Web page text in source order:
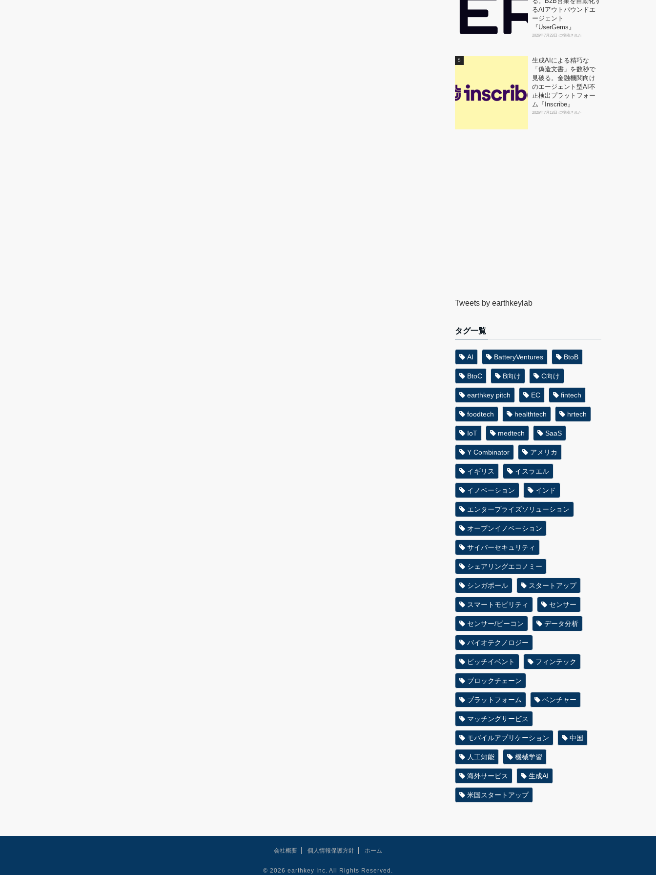
るAIアウトバウンドエ
ージェント
『UserGems』
2026年7月23日 に投稿された
生成AIによる精巧な
「偽造文書」を数秒で
見破る。金融機関向け
のエージェント型AI不
正検出プラットフォー
ム『Inscribe』
2026年7月13日 に投稿された
Tweets by earthkeylab
タグ一覧
AI BatteryVentures BtoB
BtoC B向け C向け
earthkey pitch EC fintech
foodtech healthtech hrtech
IoT medtech SaaS
Y Combinator アメリカ
イギリス イスラエル
イノベーション インド
エンタープライズソリューション
オープンイノベーション
サイバーセキュリティ
シェアリングエコノミー
シンガポール スタートアップ
スマートモビリティ センサー
センサー/ビーコン データ分析
バイオテクノロジー
ピッチイベント フィンテック
ブロックチェーン
プラットフォーム ベンチャー
マッチングサービス
モバイルアプリケーション 中国
人工知能 機械学習
海外サービス 生成AI
米国スタートアップ
会社概要 個人情報保護方針 ホーム
© 2026 earthkey Inc. All Rights Reserved.